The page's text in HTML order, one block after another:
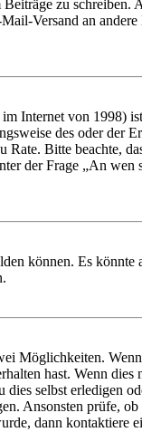
zu schreiben.
Versand an
Internet von 1998)
des oder der
Bitte beachte,
der Frage „An
können. Es könnte
Möglichkeiten. Wenn
hast. Wenn
selbst erledigen
Ansonsten prüfe,
dann kontaktiere